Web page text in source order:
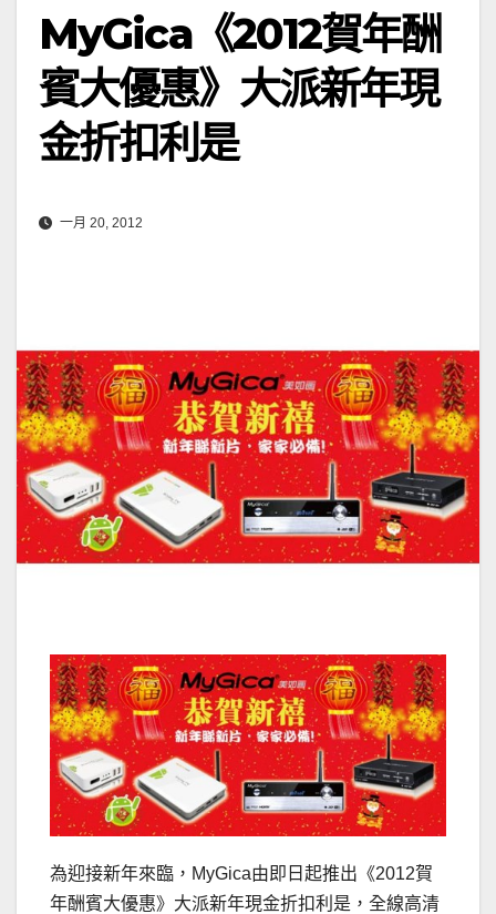
MyGica《2012賀年酬
賓大優惠》大派新年現
金折扣利是
一月 20, 2012
為迎接新年來臨，MyGica由即日起推出《2012賀
年酬賓大優惠》大派新年現金折扣利是，全線高清